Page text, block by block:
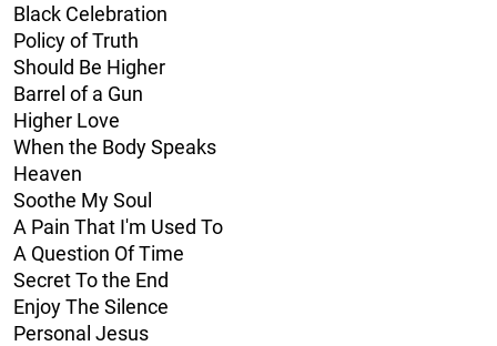
Black Celebration
Policy of Truth
Should Be Higher
Barrel of a Gun
Higher Love
When the Body Speaks
Heaven
Soothe My Soul
A Pain That I'm Used To
A Question Of Time
Secret To the End
Enjoy The Silence
Personal Jesus